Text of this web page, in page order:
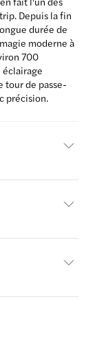
Depuis la fin
durée de
moderne à
700
éclairage
tour de passe-
précision.